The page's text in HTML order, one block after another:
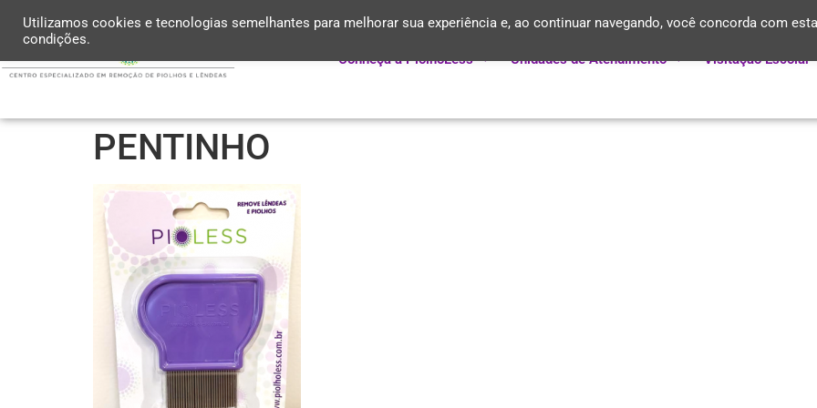
Conheça a PiolhoLess Unidades de Atendimento Visitação Escolar
PENTINHO
Utilizamos cookies e tecnologias semelhantes para melhorar sua experiência e, ao continuar navegando, você concorda com
condições.